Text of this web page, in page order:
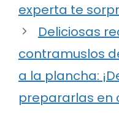
experta te
Deliciosas
contramuslos
a la plancha:
prepararlas en